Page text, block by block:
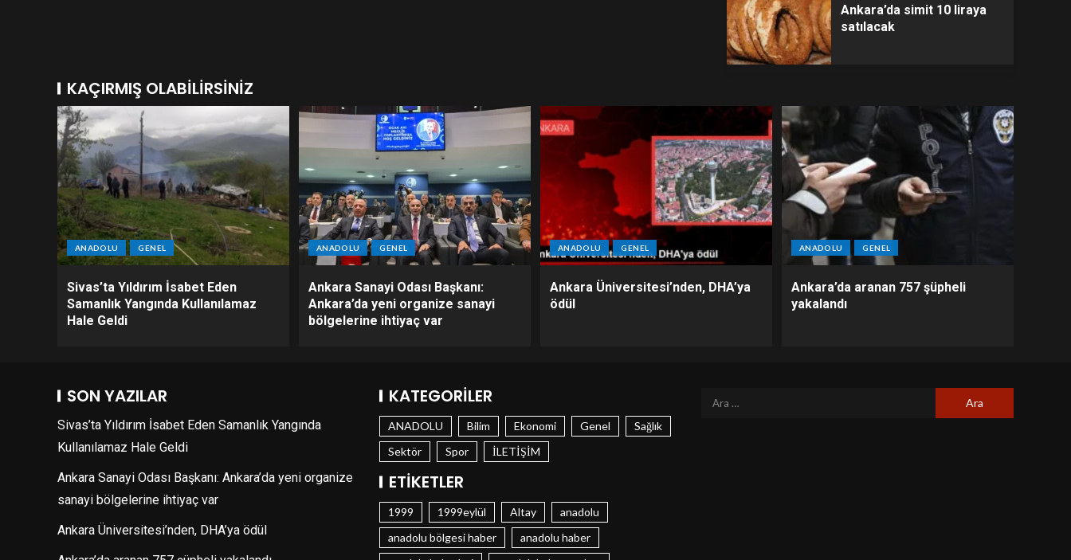
Ankara’da simit 10 liraya
satılacak
KAÇIRMIŞ OLABILIRSINIZ
ANADOLU GENEL
Sivas’ta Yıldırım İsabet Eden
Samanlık Yangında Kullanılamaz
Hale Geldi
ANADOLU GENEL
Ankara Sanayi Odası Başkanı:
Ankara’da yeni organize sanayi
bölgelerine ihtiyaç var
ANADOLU GENEL
Ankara Üniversitesi’nden, DHA’ya
ödül
ANADOLU GENEL
Ankara’da aranan 757 şüpheli
yakalandı
SON YAZILAR
Sivas’ta Yıldırım İsabet Eden Samanlık Yangında
Kullanılamaz Hale Geldi
Ankara Sanayi Odası Başkanı: Ankara’da yeni organize
sanayi bölgelerine ihtiyaç var
Ankara Üniversitesi’nden, DHA’ya ödül
KATEGORILER
ANADOLU Bilim Ekonomi Genel
Sağlık
Sektör
Spor İLETİŞİM
ETIKETLER
1999 1999eylül Altay
anadolu
anadolu bölgesi haber
anadolu haber